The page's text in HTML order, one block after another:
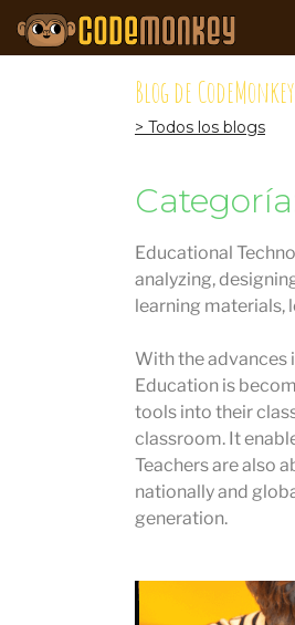
Blog de CodeMonkey
> Todos los blogs
Educational
analyzing,
learning materials,
With the advances
Education is
tools into their
classroom. It
Teachers are also
nationally and
generation.